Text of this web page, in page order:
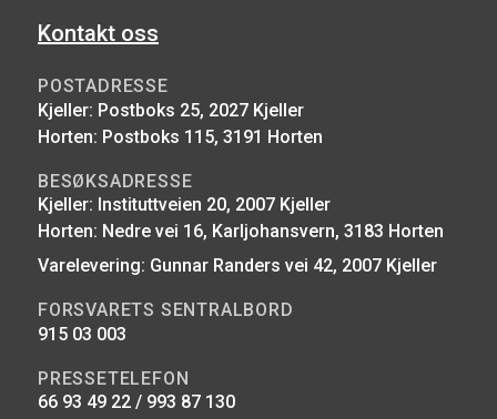
Kontakt oss
POSTADRESSE
Kjeller: Postboks 25, 2027 Kjeller
Horten: Postboks 115, 3191 Horten
BESØKSADRESSE
Kjeller: Instituttveien 20, 2007 Kjeller
Horten: Nedre vei 16, Karljohansvern, 3183 Horten
Varelevering: Gunnar Randers vei 42, 2007 Kjeller
FORSVARETS SENTRALBORD
915 03 003
PRESSETELEFON
66 93 49 22 / 993 87 130